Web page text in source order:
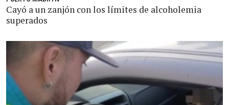
Cayó a un zanjón con los límites de alcoholemia
superados